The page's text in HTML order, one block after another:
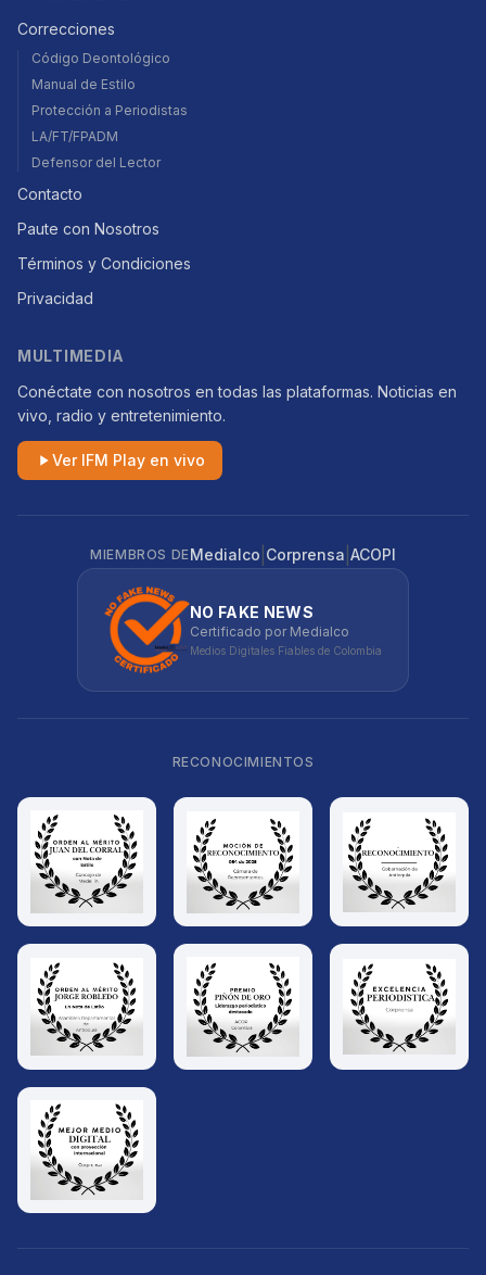
Correcciones
Código Deontológico
Manual de Estilo
Protección a Periodistas
LA/FT/FPADM
Defensor del Lector
Contacto
Paute con Nosotros
Términos y Condiciones
Privacidad
MULTIMEDIA
Conéctate con nosotros en todas las plataformas. Noticias en
vivo, radio y entretenimiento.
Ver IFM Play en vivo
MIEMBROS DEMedialco Corprensa ACOPI
NO FAKE NEWS
Certificado por Medialco
Medios Digitales Fiables de Colombia
RECONOCIMIENTOS